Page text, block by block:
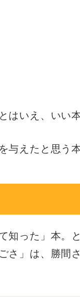
いえ、いい
えたと思う
知った」本。
さ」は、勝間